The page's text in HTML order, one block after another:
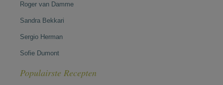
Roger van Damme
Sandra Bekkari
Sergio Herman
Sofie Dumont
Populairste Recepten